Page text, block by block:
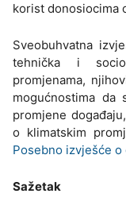
korist donosiocima
Sveobuhvatna
tehnička i
promjenama,
mogućnostima da
promjene
o klimatskim
Posebno izvješće o
Sažetak